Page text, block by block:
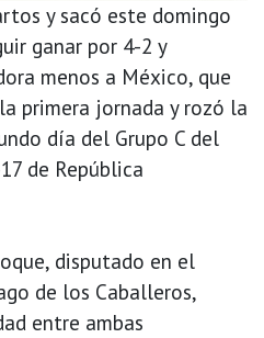
y sacó este domingo
ganar por 4-2 y
menos a México, que
primera jornada y rozó la
día del Grupo C del
de República
disputado en el
de los Caballeros,
entre ambas